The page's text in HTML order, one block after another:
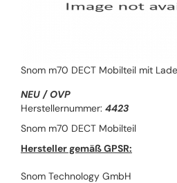
Snom m70 DECT Mobilteil mit
NEU / OVP
Herstellernummer: 4423
Snom m70 DECT Mobilteil
Hersteller gemäß GPSR:
Snom Technology GmbH